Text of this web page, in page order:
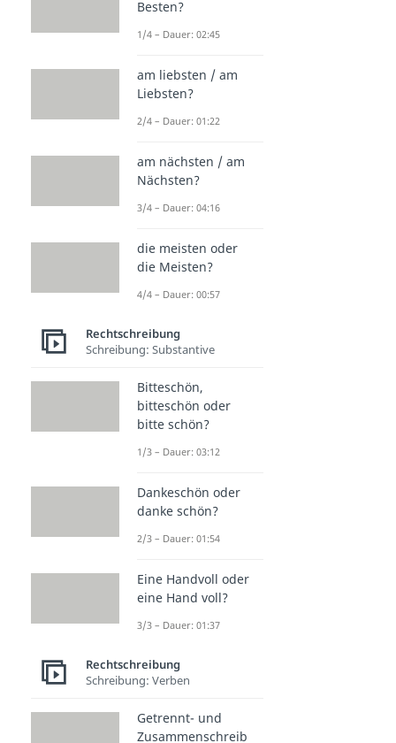
Besten?
1/4 – Dauer: 02:45
am liebsten / am
Liebsten?
2/4 – Dauer: 01:22
am nächsten / am
Nächsten?
3/4 – Dauer: 04:16
die meisten oder
die Meisten?
4/4 – Dauer: 00:57
Rechtschreibung
Schreibung: Substantive
Bitteschön,
bitteschön oder
bitte schön?
1/3 – Dauer: 03:12
Dankeschön oder
danke schön?
2/3 – Dauer: 01:54
Eine Handvoll oder
eine Hand voll?
3/3 – Dauer: 01:37
Rechtschreibung
Schreibung: Verben
Getrennt- und
Zusammenschreib